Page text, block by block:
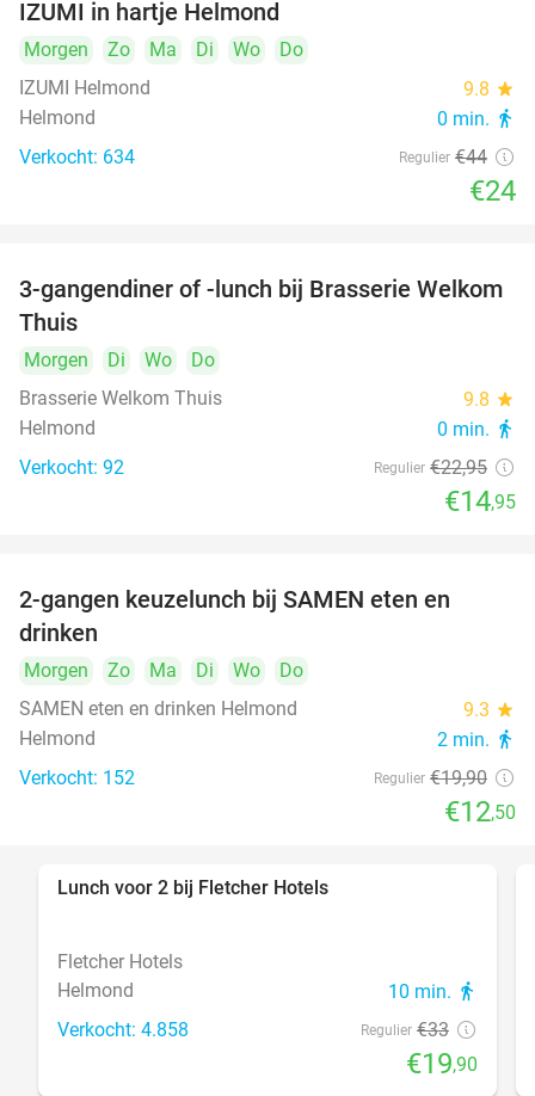
IZUMI in hartje Helmond
Morgen Zo Ma Di Wo
Do
IZUMI Helmond
9.8 star
Helmond 0 min. directions_walk
Verkocht: 634 Regulier €44
€24
35%
3-gangendiner of -lunch bij Brasserie Welkom
Thuis
Morgen Di Wo
Do
Brasserie Welkom Thuis
9.8 star
Helmond 0 min. directions_walk
Verkocht: 92 Regulier €22,95
€14,95
2-gangen keuzelunch bij SAMEN eten en
drinken
Morgen Zo Ma Di Wo
Do
SAMEN eten en drinken Helmond
9.3 star
Helmond 2 min. directions_walk
Verkocht: 152 Regulier €19,90
€12,50
Lunch voor 2 bij Fletcher Hotels
Fletcher Hotels
Helmond
10 min. directions_walk
Verkocht: 4.858 Regulier €33
€19,90